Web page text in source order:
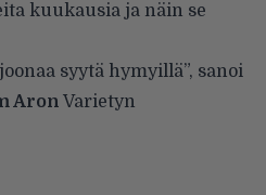
kuukausia ja näin se
syytä hymyillä”, sanoi
Aron Varietyn